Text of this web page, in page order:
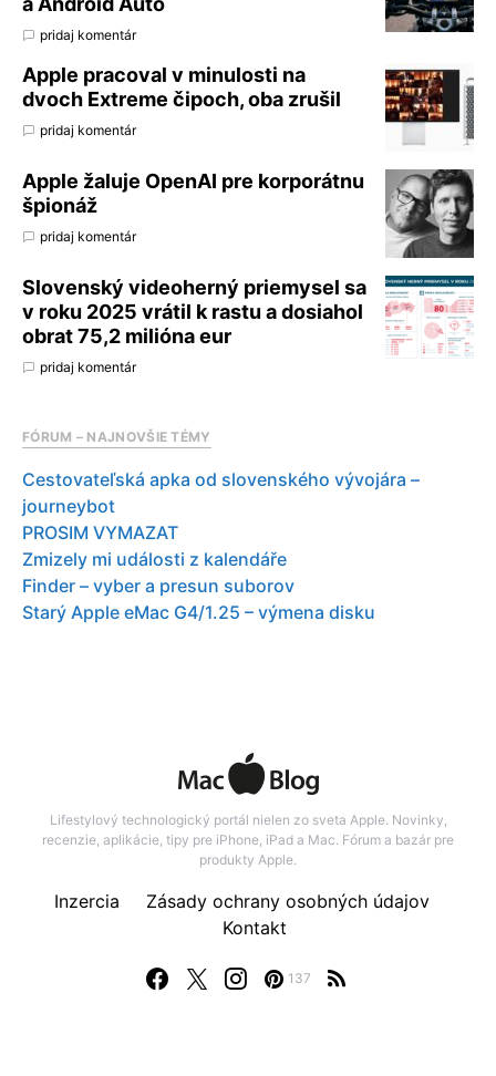
pridaj komentár
Apple pracoval v minulosti na
dvoch Extreme čipoch, oba zrušil
pridaj komentár
Apple žaluje OpenAI pre korporátnu
špionáž
pridaj komentár
Slovenský videoherný priemysel sa
v roku 2025 vrátil k rastu a dosiahol
obrat 75,2 milióna eur
pridaj komentár
FÓRUM – NAJNOVŠIE TÉMY
Cestovateľská apka od slovenského vývojára –
journeybot
PROSIM VYMAZAT
Zmizely mi události z kalendáře
Finder – vyber a presun suborov
Starý Apple eMac G4/1.25 – výmena disku
Lifestylový technologický portál nielen zo sveta Apple. Novinky,
recenzie, aplikácie, tipy pre iPhone, iPad a Mac. Fórum a bazár pre
produkty Apple.
137
Inzercia
Zásady ochrany osobných údajov
Kontakt